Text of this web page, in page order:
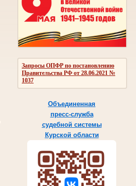
Запросы ОПФР по постановлению
Правительства РФ от 28.06.2021 №
1037
Объединенная
пресс-служба
судебной системы
Курской области